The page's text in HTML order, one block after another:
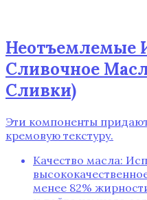
Неотъемлемые
Сливочное
Сливки)
Эти компоненты
кремовую текстуру.
Качество масла:
менее 82%